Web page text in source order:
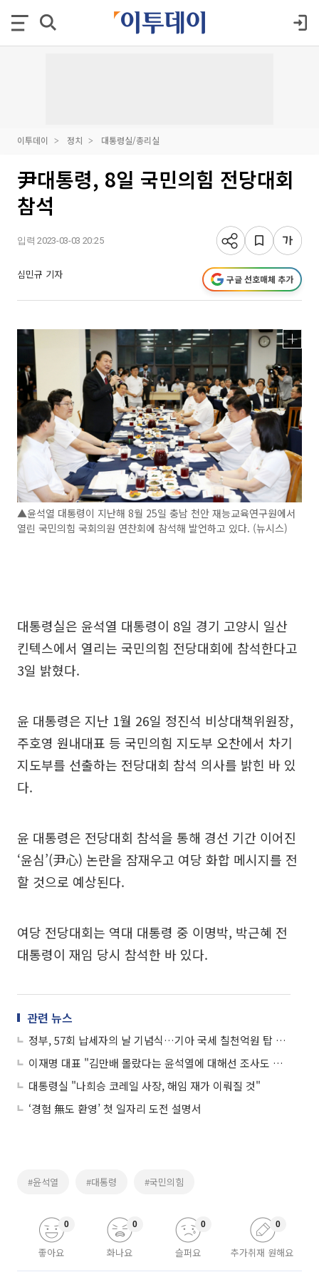
이투데이 정치 대통령실/총리실
尹대통령, 8일 국민의힘 전당대회
참석
입력 2023-03-03 20:25
심민규 기자 구글 선호매체 추가
▲윤석열 대통령이 지난해 8월 25일 충남 천안 재능교육연구원에서
열린 국민의힘 국회의원 연찬회에 참석해 발언하고 있다. (뉴시스)
대통령실은 윤석열 대통령이 8일 경기 고양시 일산
킨텍스에서 열리는 국민의힘 전당대회에 참석한다고
3일 밝혔다.
윤 대통령은 지난 1월 26일 정진석 비상대책위원장,
주호영 원내대표 등 국민의힘 지도부 오찬에서 차기
지도부를 선출하는 전당대회 참석 의사를 밝힌 바 있
다.
윤 대통령은 전당대회 참석을 통해 경선 기간 이어진
‘윤심’(尹心) 논란을 잠재우고 여당 화합 메시지를 전
할 것으로 예상된다.
여당 전당대회는 역대 대통령 중 이명박, 박근혜 전
대통령이 재임 당시 참석한 바 있다.
관련 뉴스
정부, 57회 납세자의 날 기념식…기아 국세 칠천억원 탑 수상
이재명 대표 "김만배 몰랐다는 윤석열에 대해선 조사도 없이 각하"
대통령실 "나희승 코레일 사장, 해임 재가 이뤄질 것"
‘경험 無도 환영’ 첫 일자리 도전 설명서
#윤석열 #대통령 #국민의힘
좋아요
0
화나요
0
슬퍼요
0
추가취재 원해요
0